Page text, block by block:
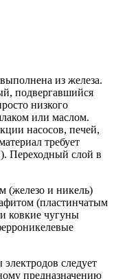
из железа.
подвергавшийся
низкого
или маслом.
насосов, печей,
требует
Переходный слой в
(железо и никель)
(пластинчатым
ковкие чугуны
следует
предназначению